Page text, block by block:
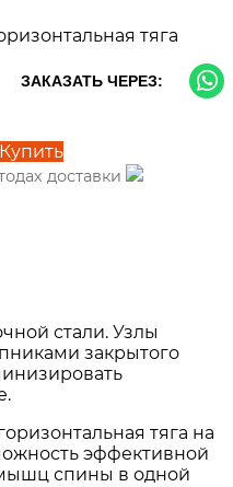
тяга
ЗАКАЗАТЬ ЧЕРЕЗ:
Купить
доставки
стали. Узлы
закрытого
тяга на
эффективной
спины в одной